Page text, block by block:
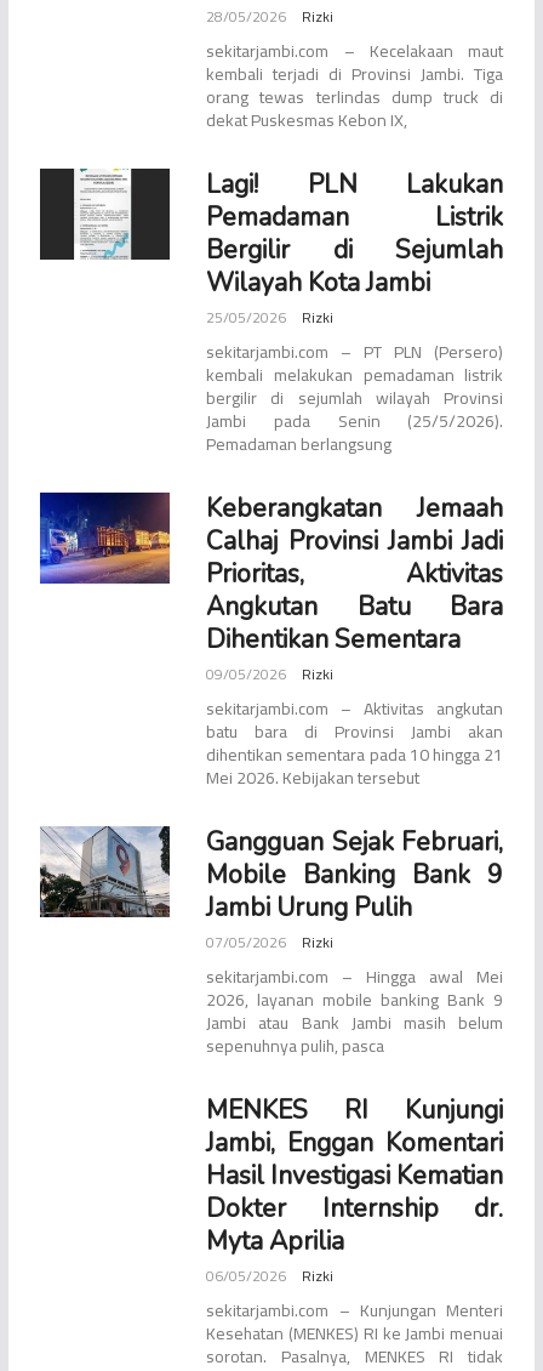
28/05/2026 Rizki
sekitarjambi.com – Kecelakaan maut
kembali terjadi di Provinsi Jambi. Tiga
orang tewas terlindas dump truck di
dekat Puskesmas Kebon IX,
Lagi! PLN Lakukan
Pemadaman Listrik
Bergilir di Sejumlah
Wilayah Kota Jambi
25/05/2026 Rizki
sekitarjambi.com – PT PLN (Persero)
kembali melakukan pemadaman listrik
bergilir di sejumlah wilayah Provinsi
Jambi pada Senin (25/5/2026).
Pemadaman berlangsung
Keberangkatan Jemaah
Calhaj Provinsi Jambi Jadi
Prioritas, Aktivitas
Angkutan Batu Bara
Dihentikan Sementara
09/05/2026 Rizki
sekitarjambi.com – Aktivitas angkutan
batu bara di Provinsi Jambi akan
dihentikan sementara pada 10 hingga 21
Mei 2026. Kebijakan tersebut
Gangguan Sejak Februari,
Mobile Banking Bank 9
Jambi Urung Pulih
07/05/2026 Rizki
sekitarjambi.com – Hingga awal Mei
2026, layanan mobile banking Bank 9
Jambi atau Bank Jambi masih belum
sepenuhnya pulih, pasca
MENKES RI Kunjungi
Jambi, Enggan Komentari
Hasil Investigasi Kematian
Dokter Internship dr.
Myta Aprilia
06/05/2026 Rizki
sekitarjambi.com – Kunjungan Menteri
Kesehatan (MENKES) RI ke Jambi menuai
sorotan. Pasalnya, MENKES RI tidak